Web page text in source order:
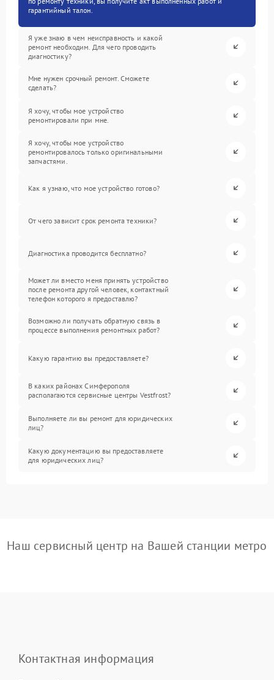
гарантийный талон.
Я уже знаю в чем неисправность и какой
ремонт необходим. Для чего проводить
диагностику?
Мне нужен срочный ремонт. Сможете
сделать?
Я хочу, чтобы мое устройство
ремонтировали при мне.
Я хочу, чтобы мое устройство
ремонтировалось только оригинальными
запчастями.
Как я узнаю, что мое устройство готово?
От чего зависит срок ремонта техники?
Диагностика проводится бесплатно?
Может ли вместо меня принять устройство
после ремонта другой человек, контактный
телефон которого я предоставлю?
Возможно ли получать обратную связь в
процессе выполнения ремонтных работ?
Какую гарантию вы предоставляете?
В каких районах Симферополя
располагаются сервисные центры Vestfrost?
Выполняете ли вы ремонт для юридических
лиц?
Какую документацию вы предоставляете
для юридических лиц?
Наш сервисный центр на Вашей станции метро
Контактная информация